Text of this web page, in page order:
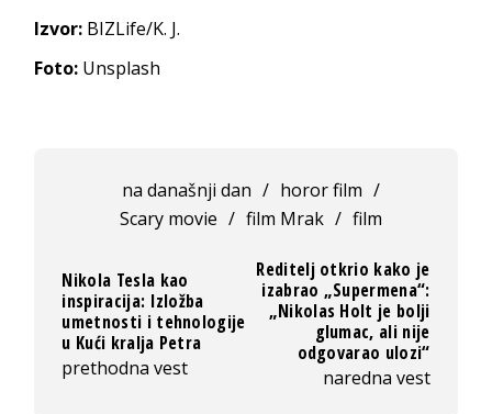
Izvor: BIZLife/K. J.
Foto: Unsplash
na današnji dan / horor film /
Scary movie / film Mrak / film
Nikola Tesla kao
inspiracija: Izložba
umetnosti i tehnologije
u Kući kralja Petra
prethodna vest
Reditelj otkrio kako je
izabrao „Supermena“:
„Nikolas Holt je bolji
glumac, ali nije
odgovarao ulozi“
naredna vest